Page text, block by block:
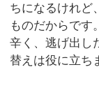
ちになるけれど
ものだからです
辛く、逃げ出し
替えは役に立ち